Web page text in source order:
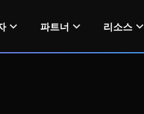
파트너 리소스
문서 보기